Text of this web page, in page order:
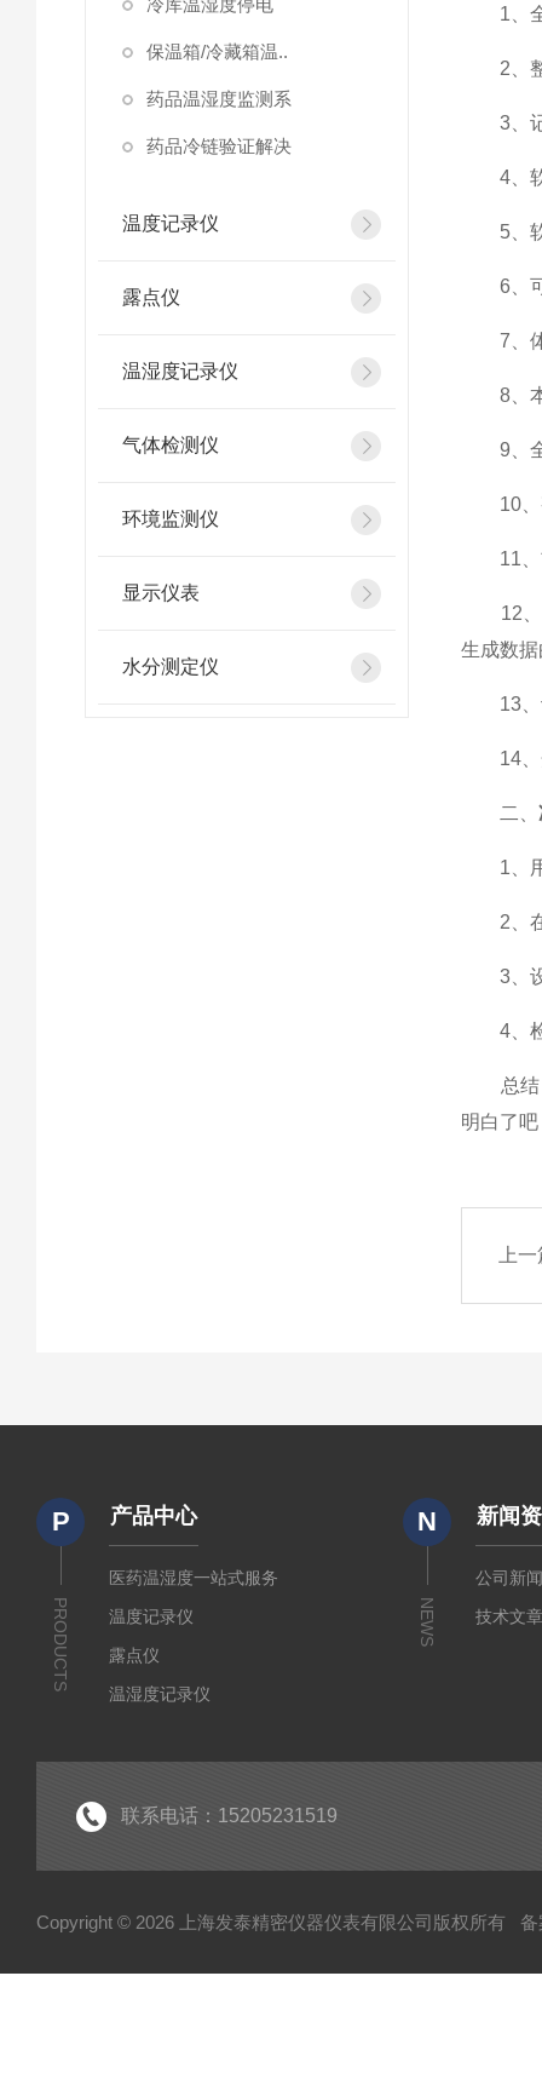
冷库温湿度停电
保温箱/冷藏箱温..
药品温湿度监测系
药品冷链验证解决
温度记录仪
露点仪
温湿度记录仪
气体检测仪
环境监测仪
显示仪表
水分测定仪
1、全
2、整
3、记
4、软
5、软
6、可
7、体
8、本
9、全
10、整
11、*
12、软
生成数
13、记
14、开
二、
1、用
2、在
3、设
4、检
总结
明白了
上
P
PRODUCTS
产品中心
医药温湿度一站式服务
温度记录仪
露点仪
温湿度记录仪
显示仪表
N
NEWS
新闻
公司新
技术文
联系电话：15205231519
Copyright © 2026 上海发泰精密仪器仪表有限公司版权所有 备